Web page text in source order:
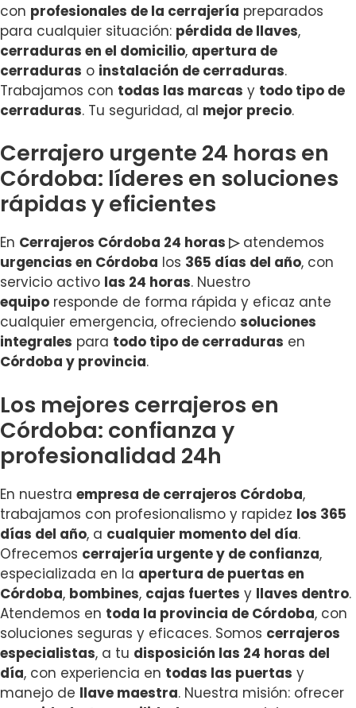
con profesionales de la cerrajería preparados
para cualquier situación: pérdida de llaves,
cerraduras en el domicilio, apertura de
cerraduras o instalación de cerraduras.
Trabajamos con todas las marcas y todo tipo de
cerraduras. Tu seguridad, al mejor precio.
Cerrajero urgente 24 horas en
Córdoba: líderes en soluciones
rápidas y eficientes
En Cerrajeros Córdoba 24 horas ▷atendemos
urgencias en Córdoba los 365 días del año, con
servicio activo las 24 horas. Nuestro
equipo responde de forma rápida y eficaz ante
cualquier emergencia, ofreciendo soluciones
integrales para todo tipo de cerraduras en
Córdoba y provincia.
Los mejores cerrajeros en
Córdoba: confianza y
profesionalidad 24h
En nuestra empresa de cerrajeros Córdoba,
trabajamos con profesionalismo y rapidez los 365
días del año, a cualquier momento del día.
Ofrecemos cerrajería urgente y de confianza,
especializada en la apertura de puertas en
Córdoba, bombines, cajas fuertes y llaves dentro.
Atendemos en toda la provincia de Córdoba, con
soluciones seguras y eficaces. Somos cerrajeros
especialistas, a tu disposición las 24 horas del
día, con experiencia en todas las puertas y
manejo de llave maestra. Nuestra misión: ofrecer